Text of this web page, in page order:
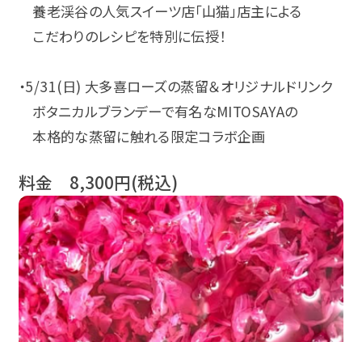
養老渓谷の人気スイーツ店「山猫」店主による
こだわりのレシピを特別に伝授！
・5/31(日) 大多喜ローズの蒸留＆オリジナルドリンク
ボタニカルブランデーで有名なMITOSAYAの
本格的な蒸留に触れる限定コラボ企画
料金 8,300円(税込)